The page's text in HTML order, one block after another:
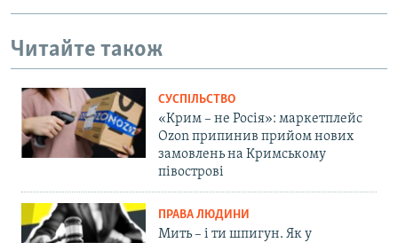
Читайте також
СУСПІЛЬСТВО
«Крим – не Росія»: маркетплейс
Ozon припинив прийом нових
замовлень на Кримському
півострові
ПРАВА ЛЮДИНИ
Мить – і ти шпигун. Як у